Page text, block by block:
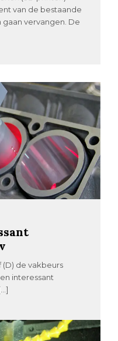
van de bestaande
vervangen. De
de vakbeurs
interessant